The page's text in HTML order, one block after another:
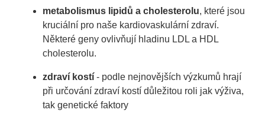
metabolismus lipidů a cholesterolu, které jsou
kruciální pro naše kardiovaskulární zdraví.
Některé geny ovlivňují hladinu LDL a HDL
cholesterolu.
zdraví kostí- podle nejnovějších výzkumů hrají
při určování zdraví kostí důležitou roli jak výživa,
tak genetické faktory